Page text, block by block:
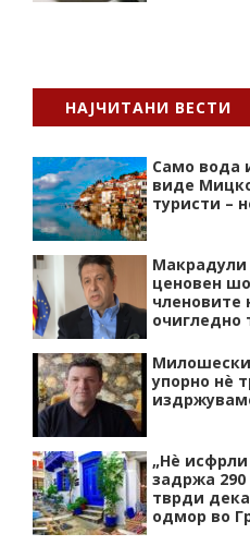
НАЈЧИТАНИ ВЕСТИ
Само вода
виде
туристи –
Макрадули
ценовен
очигледно
Милошески
упорно нѐ
„Нѐ
задржа 290
тврди
одмор во